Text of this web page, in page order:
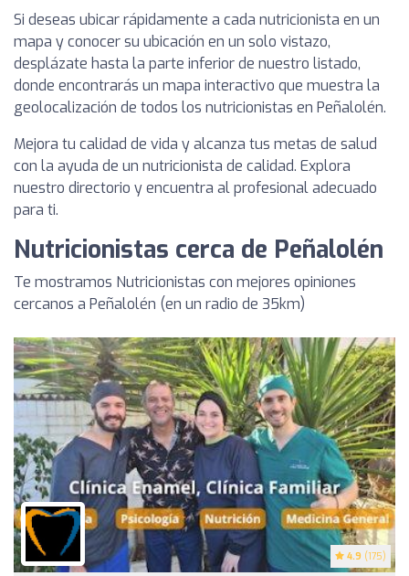
Si deseas ubicar rápidamente a cada nutricionista en un
mapa y conocer su ubicación en un solo vistazo,
desplázate hasta la parte inferior de nuestro listado,
donde encontrarás un mapa interactivo que muestra la
geolocalización de todos los nutricionistas en Peñalolén.
Mejora tu calidad de vida y alcanza tus metas de salud
con la ayuda de un nutricionista de calidad. Explora
nuestro directorio y encuentra al profesional adecuado
para ti.
Nutricionistas cerca de Peñalolén
Te mostramos Nutricionistas con mejores opiniones
cercanos a Peñalolén (en un radio de 35km)
4.9 (175)